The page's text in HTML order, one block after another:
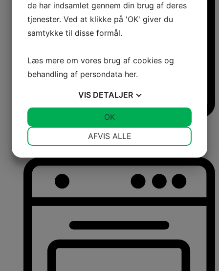
Fritstående frysere
Integrerbare frysere
de har indsamlet gennem din brug af deres
tjenester. Ved at klikke på 'OK' giver du
samtykke til disse formål.
Læs mere om vores brug af cookies og
behandling af persondata her.
VIS DETALJER
MARKETING STATISTIK
AFVIS ALLE
OK